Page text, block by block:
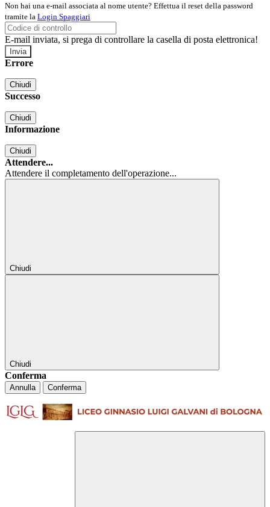
Non hai una e-mail associata al nome utente? Effettua il reset della password
tramite la Login Spaggiari
E-mail inviata, si prega di controllare la casella di posta elettronica!
Errore
Chiudi
Successo
Chiudi
Informazione
Chiudi
Attendere...
Attendere il completamento dell'operazione...
Chiudi
Chiudi
Conferma
Annulla Conferma